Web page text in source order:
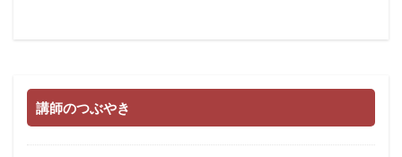
講師のつぶやき